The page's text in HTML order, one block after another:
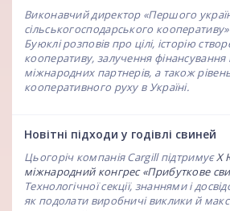
Виконавчий директор «Першого
сільськогосподарського
Буюклі розповів про цілі, історію
кооперативу, залучення фінансування
міжнародних партнерів, а також
кооперативного руху в Україні.
Новітні підходи у годівлі свиней
Цьогоріч компанія Cargill підтримуєХ
міжнародний конгрес «Прибуткове
Технологічної секції, знаннями і
як подолати виробничі виклики й